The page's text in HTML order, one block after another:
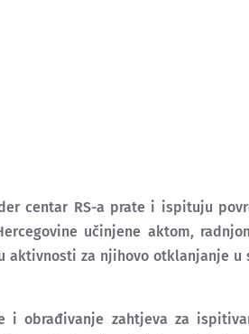
centar RS-a prate i ispituju
učinjene aktom,
aktivnosti za njihovo otklanjanje u
i obrađivanje zahtjeva za